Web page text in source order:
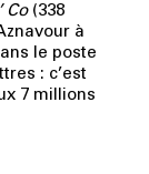
Co(338
à
le poste
: c’est
7 millions